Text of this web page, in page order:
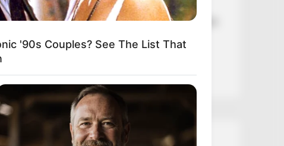
💧 A „vízzabáló” akkumulátorgyárak
azonnali leállítását követeli a DK a súlyos
💥 EGYETLEN TOLLVONÁSSAL
'90s Couples? See The List That